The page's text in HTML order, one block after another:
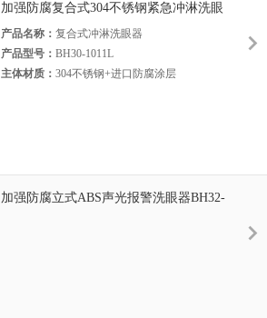
加强防腐复合式304不锈钢紧急冲淋洗眼
器BH30-1011L
产品名称： 复合式冲淋洗眼器
产品型号： BH30-1011L
主体材质： 304不锈钢+进口防腐涂层
加强防腐立式ABS声光报警洗眼器BH32-